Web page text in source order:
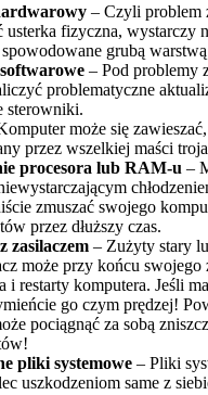
– Czyli problem
usterka fizyczna, wystarczy
spowodowane grubą
– Pod problemy
problematyczne
sterowniki.
może się zawieszać,
przez wszelkiej maści
procesora lub RAM-u –
zmuszać swojego
przez dłuższy czas.
zasilaczem – Zużyty stary
może przy końcu
i restarty komputera. Jeśli
go czym prędzej!
pociągnąć za sobą
pliki systemowe – Pliki
uszkodzeniom same z